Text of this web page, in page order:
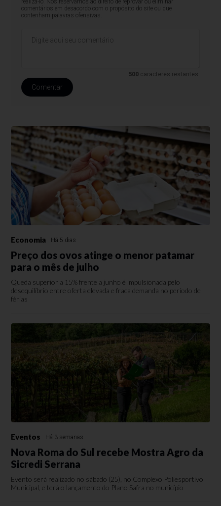
comentários em desacordo com o propósito do site ou que
contenham palavras ofensivas.
500 caracteres restantes.
Comentar
Economia Há 5 dias
Preço dos ovos atinge o menor patamar
para o mês de julho
Queda superior a 15% frente a junho é impulsionada pelo
desequilíbrio entre oferta elevada e fraca demanda no período de
férias
Eventos Há 3 semanas
Nova Roma do Sul recebe Mostra Agro da
Sicredi Serrana
Evento será realizado no sábado (25), no Complexo Poliesportivo
Municipal, e terá o lançamento do Plano Safra no município